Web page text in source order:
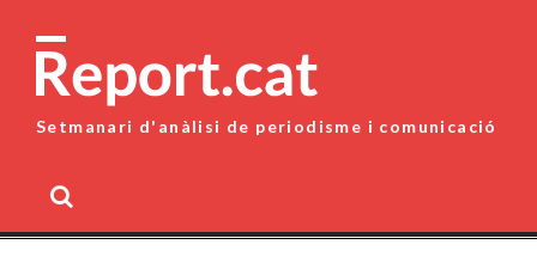
content
Setmanari d'anàlisi de periodisme i comunicació